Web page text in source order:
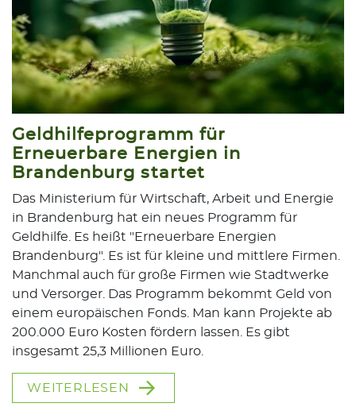
Geldhilfeprogramm für
Erneuerbare Energien in
Brandenburg startet
Das Ministerium für Wirtschaft, Arbeit und Energie
in Brandenburg hat ein neues Programm für
Geldhilfe. Es heißt "Erneuerbare Energien
Brandenburg". Es ist für kleine und mittlere Firmen.
Manchmal auch für große Firmen wie Stadtwerke
und Versorger. Das Programm bekommt Geld von
einem europäischen Fonds. Man kann Projekte ab
200.000 Euro Kosten fördern lassen. Es gibt
insgesamt 25,3 Millionen Euro.
WEITERLESEN